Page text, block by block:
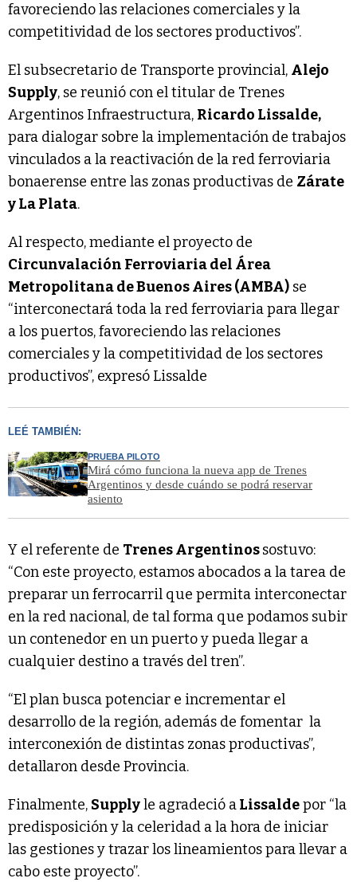
favoreciendo las relaciones comerciales y la
competitividad de los sectores productivos”.
El subsecretario de Transporte provincial, Alejo
Supply, se reunió con el titular de Trenes
Argentinos Infraestructura, Ricardo Lissalde,
para dialogar sobre la implementación de trabajos
vinculados a la reactivación de la red ferroviaria
bonaerense entre las zonas productivas de Zárate
y La Plata.
Al respecto, mediante el proyecto de
Circunvalación Ferroviaria del Área
Metropolitana de Buenos Aires (AMBA) se
“interconectará toda la red ferroviaria para llegar
a los puertos, favoreciendo las relaciones
comerciales y la competitividad de los sectores
productivos”, expresó Lissalde
LEÉ TAMBIÉN:
PRUEBA PILOTO
Mirá cómo funciona la nueva app de Trenes
Argentinos y desde cuándo se podrá reservar
asiento
Y el referente de Trenes Argentinossostuvo:
“Con este proyecto, estamos abocados a la tarea de
preparar un ferrocarril que permita interconectar
en la red nacional, de tal forma que podamos subir
un contenedor en un puerto y pueda llegar a
cualquier destino a través del tren”.
“El plan busca potenciar e incrementar el
desarrollo de la región, además de fomentar la
interconexión de distintas zonas productivas”,
detallaron desde Provincia.
Finalmente, Supplyle agradeció aLissaldepor “la
predisposición y la celeridad a la hora de iniciar
las gestiones y trazar los lineamientos para llevar a
cabo este proyecto”.